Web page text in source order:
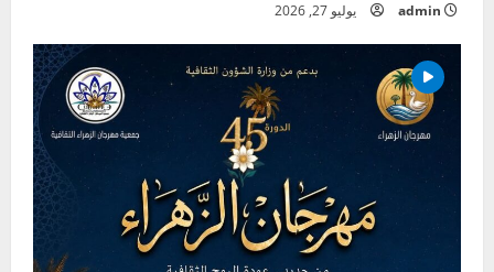
admin يوليو 27, 2026